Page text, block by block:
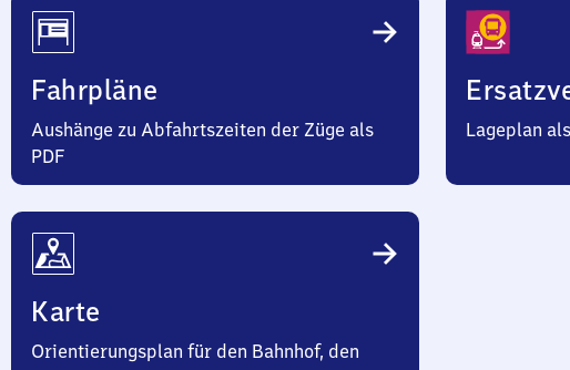
Fahrpläne
Aushänge zu Abfahrtszeiten der Züge als
PDF
Lageplan
Karte
Orientierungsplan für den Bahnhof, den